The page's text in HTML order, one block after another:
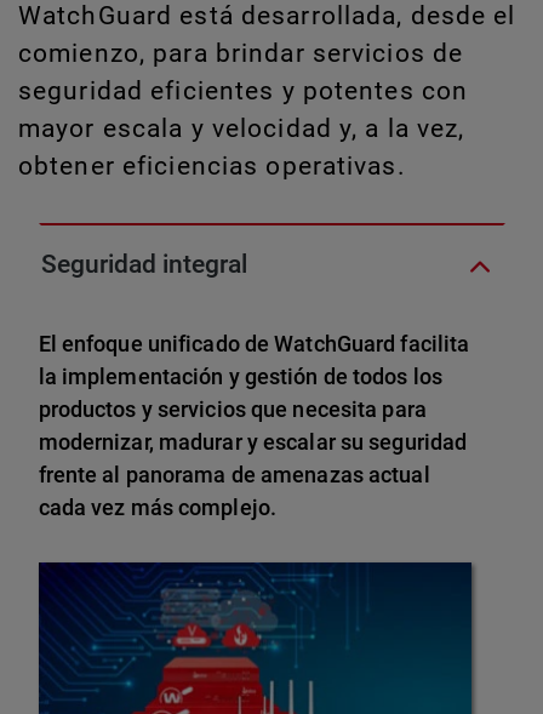
WatchGuard está desarrollada, desde el
comienzo, para brindar servicios de
seguridad eficientes y potentes con
mayor escala y velocidad y, a la vez,
obtener eficiencias operativas.
Seguridad integral
El enfoque unificado de WatchGuard facilita
la implementación y gestión de todos los
productos y servicios que necesita para
modernizar, madurar y escalar su seguridad
frente al panorama de amenazas actual
cada vez más complejo.